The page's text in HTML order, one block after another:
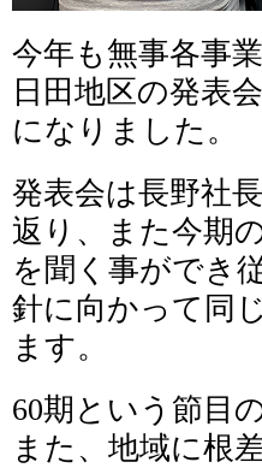
今年も無事各事
日田地区の発表
になりました。
発表会は長野社
返り、また今期
を聞く事ができ
針に向かって同
ます。
60期という節目
また、地域に根